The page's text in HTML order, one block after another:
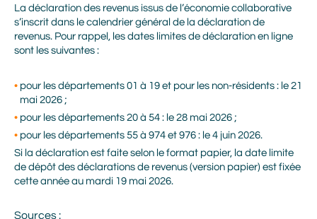
La déclaration des revenus issus de l’économie collaborative
s’inscrit dans le calendrier général de la déclaration de
revenus. Pour rappel, les dates limites de déclaration en ligne
sont les suivantes :
pour les départements 01 à 19 et pour les non-résidents : le 21
mai 2026 ;
pour les départements 20 à 54 : le 28 mai 2026 ;
pour les départements 55 à 974 et 976 : le 4 juin 2026.
Si la déclaration est faite selon le format papier, la date limite
de dépôt des déclarations de revenus (version papier) est fixée
cette année au mardi 19 mai 2026.
Sources :